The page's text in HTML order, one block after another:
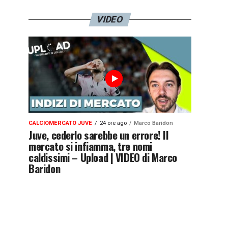
VIDEO
CALCIOMERCATO JUVE 24 ore ago Marco Baridon
Juve, cederlo sarebbe un errore! Il
mercato si infiamma, tre nomi
caldissimi – Upload | VIDEO di Marco
Baridon